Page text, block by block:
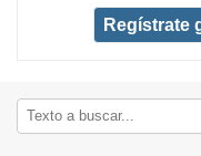
Regístrate